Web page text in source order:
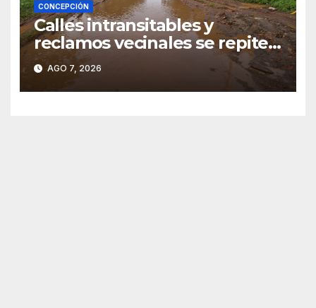
CONCEPCIÓN
Calles intransitables y
reclamos vecinales se repiten
en barrios de Concepción
AGO 7, 2026